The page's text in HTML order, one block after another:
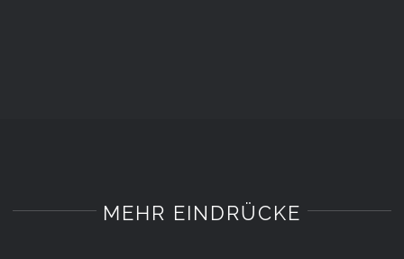
MEHR EINDRÜCKE